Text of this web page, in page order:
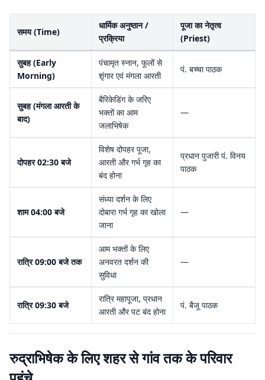
समय (Time)
धार्मिक अनुष्ठान /
प्रक्रिया
पूजा का नेतृत्व
(Priest)
सुबह (Early
Morning)
पंचामृत स्नान, फूलों से
शृंगार एवं मंगला आरती
पं. बच्चा पाठक
सुबह (मंगला आरती के
बाद)
बैरिकेडिंग के जरिए
भक्तों का आम
जलाभिषेक
—
दोपहर 02:30 बजे
विशेष दोपहर पूजा,
आरती और गर्भ गृह का
बंद होना
प्रधान पुजारी पं. विनय
पाठक
शाम 04:00 बजे
संध्या दर्शन के लिए
दोबारा गर्भ गृह का खोला
जाना
—
रात्रि 09:00 बजे तक
आम भक्तों के लिए
अनवरत दर्शन की
सुविधा
—
रात्रि 09:30 बजे
रात्रि महापूजा, प्रधान
आरती और पट बंद होना
पं. बैजू पाठक
रुद्राभिषेक के लिए शहर से गांव तक के परिवार